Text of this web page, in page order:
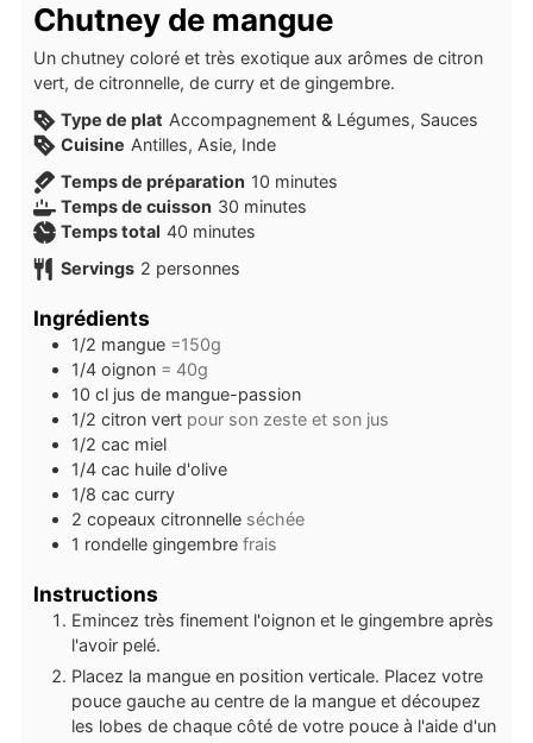
Chutney de mangue
Un chutney coloré et très exotique aux arômes de citron
vert, de citronnelle, de curry et de gingembre.
Type de plat Accompagnement & Légumes, Sauces
Cuisine Antilles, Asie, Inde
Temps de préparation 10 minutes
minutes
Temps de cuisson 30 minutes
minutes
Temps total 40 minutes
minutes
Servings 2 personnes
Ingrédients
1/2 mangue =150g
1/4 oignon = 40g
10 cl jus de mangue-passion
1/2 citron vert pour son zeste et son jus
1/2 cac miel
1/4 cac huile d'olive
1/8 cac curry
2 copeaux citronnelle séchée
1 rondelle gingembre frais
Instructions
Emincez très finement l'oignon et le gingembre après
l'avoir pelé.
Placez la mangue en position verticale. Placez votre
pouce gauche au centre de la mangue et découpez
les lobes de chaque côté de votre pouce à l'aide d'un